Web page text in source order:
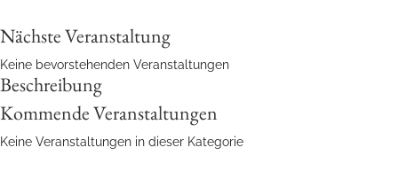
Nächste Veranstaltung
Keine bevorstehenden Veranstaltungen
Beschreibung
Kommende Veranstaltungen
Keine Veranstaltungen in dieser Kategorie